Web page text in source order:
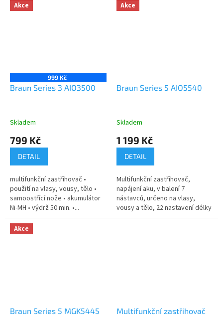
Akce
999 Kč
Braun Series 3 AIO3500
Skladem
799 Kč
DETAIL
multifunkční zastřihovač •
použití na vlasy, vousy, tělo •
samoostřící nože • akumulátor
Ni-MH • výdrž 50 min. •...
Akce
Braun Series 5 AIO5540
Skladem
1 199 Kč
DETAIL
Multifunkční zastřihovač,
napájení aku, v balení 7
nástavců, určeno na vlasy,
vousy a tělo, 22 nastavení délky
v...
Akce
Braun Series 5 MGK5445
Multifunkční zastřihovač